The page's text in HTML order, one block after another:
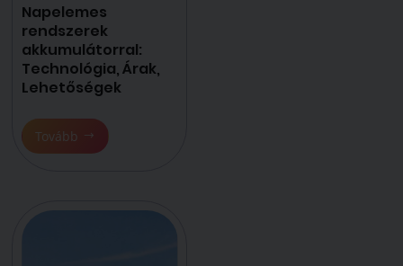
Napelemes
rendszerek
akkumulátorral:
Technológia, Árak,
Lehetőségek
Tovább